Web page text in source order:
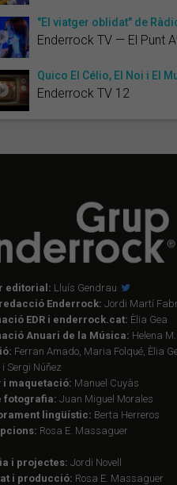
"El viatger oblidat" de
Enderrock TV — El Punt
Quico El Célio, El Noi i El
Enderrock TV 12
editorial: Lluís Gendrau
Enderrock: Jordi Martí
EDR i enderrock.cat: Èlia Gea
Anuari de la Música: Helena
Ferran Amado, Maria Folqué, Èlia
Sergi Núñez
i maquetació: Manuel Cuyàs
fotografia: Juan Miguel Morales
lingüístic: Berta Herreros
Rosa E. Massaguer
i projectes: Jordi Novell
i producció: Rosa E. Massaguer